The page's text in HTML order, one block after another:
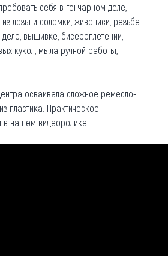
себя в гончарном деле,
из лозы и соломки, живописи, резьбе
вышивке, бисероплетении,
кукол, мыла ручной работы,
осваивала сложное ремесло-
пластика. Практическое
в нашем видеоролике.